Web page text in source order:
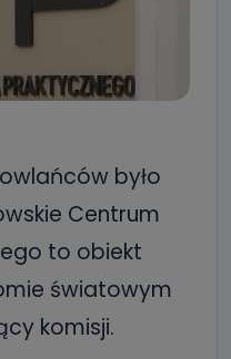
było
Centrum
to obiekt
światowym
komisji.